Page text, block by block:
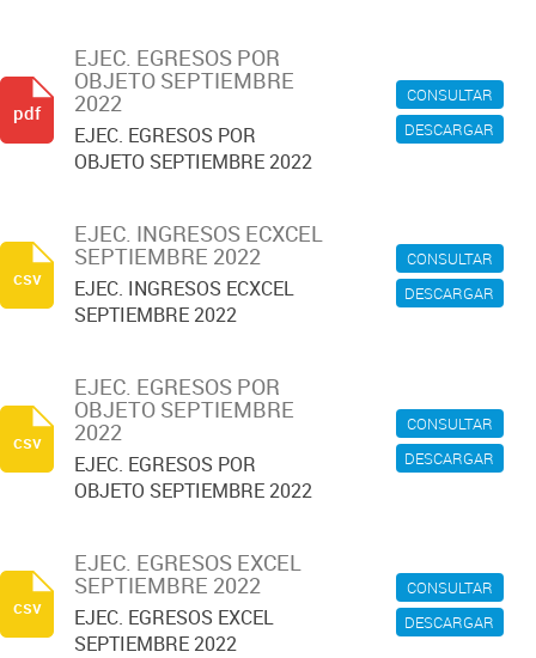
CONSULTAR
DESCARGAR
EJEC. EGRESOS POR
OBJETO SEPTIEMBRE
2022
EJEC. EGRESOS POR
OBJETO SEPTIEMBRE 2022
pdf
CONSULTAR
DESCARGAR
EJEC. INGRESOS ECXCEL
SEPTIEMBRE 2022
EJEC. INGRESOS ECXCEL
SEPTIEMBRE 2022
csv
CONSULTAR
DESCARGAR
EJEC. EGRESOS POR
OBJETO SEPTIEMBRE
2022
EJEC. EGRESOS POR
OBJETO SEPTIEMBRE 2022
csv
CONSULTAR
DESCARGAR
EJEC. EGRESOS EXCEL
SEPTIEMBRE 2022
EJEC. EGRESOS EXCEL
SEPTIEMBRE 2022
csv